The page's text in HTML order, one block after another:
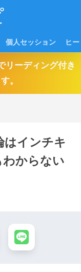
個人セッション ヒ
リーディング付き
。
はインチキ
わからない